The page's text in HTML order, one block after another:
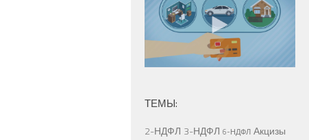
ТЕМЫ:
2-НДФЛ 3-НДФЛ 6-НДФЛ Акцизы